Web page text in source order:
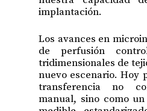
implantación.
Los avances en
de perfusión
tridimensionales de
nuevo escenario. Hoy
transferencia no
manual, sino como